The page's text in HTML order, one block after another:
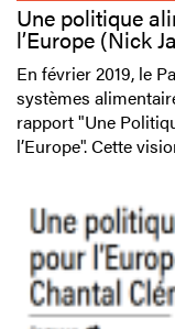
Une politique
l’Europe (Nick
En février 2019, le
systèmes
rapport "Une
l’Europe". Cette